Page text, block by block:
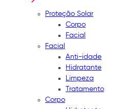
Proteção Solar
Corpo
Facial
Facial
Anti-idade
Hidratante
Limpeza
Tratamento
Corpo